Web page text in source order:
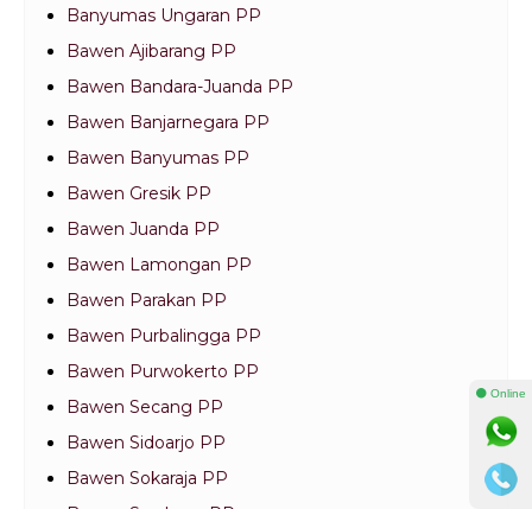
Banyumas Ungaran PP
Bawen Ajibarang PP
Bawen Bandara-Juanda PP
Bawen Banjarnegara PP
Bawen Banyumas PP
Bawen Gresik PP
Bawen Juanda PP
Bawen Lamongan PP
Bawen Parakan PP
Bawen Purbalingga PP
Bawen Purwokerto PP
Bawen Secang PP
Bawen Sidoarjo PP
Bawen Sokaraja PP
⚫ Online